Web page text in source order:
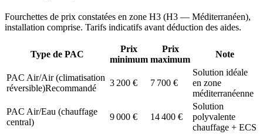
Fourchettes de prix constatées en zone H3 (H3 — Méditerranéen),
installation comprise. Tarifs indicatifs avant déduction des aides.
Type de PAC
Prix
minimum
Prix
maximum
Note
PAC Air/Air (climatisation
réversible)Recommandé
3 200 € 7 700 €
Solution idéale
en zone
méditerranéenne
PAC Air/Eau (chauffage
central)
9 000 € 14 400 €
Solution
polyvalente
chauffage + ECS